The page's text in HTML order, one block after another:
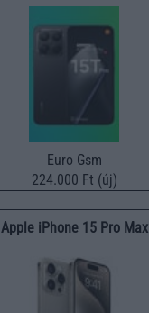
Euro Gsm
224.000 Ft (új)
Apple iPhone 15 Pro Max